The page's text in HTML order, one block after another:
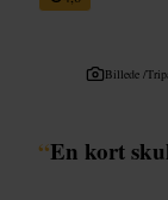
Billede /
“En kort